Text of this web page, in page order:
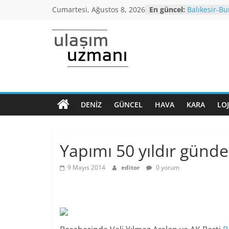
Cumartesi, Ağustos 8, 2026 En güncel: Balıkesir-
Dönem
kriterleri
Ulaşım
Uzmanı
UlaşımınDENIZ GÜNCEL HAVA KARA
Yapımı 50 yıldır
9 Mayıs 2014 editor 0 yorum